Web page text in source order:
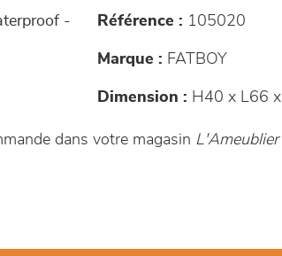
-
Référence : 105020
Marque : FATBOY
Dimension : H40 x L66
dans votre magasin